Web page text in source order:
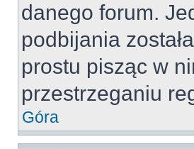
danego forum.
podbijania
prostu pisząc w
przestrzeganiu
Góra